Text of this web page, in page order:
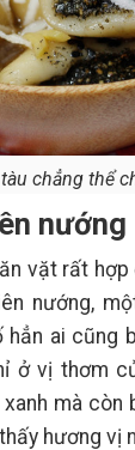
chẳng thể
nướng
vặt rất
nướng,
ai cũng
ở vị thơm
mà còn
hương vị